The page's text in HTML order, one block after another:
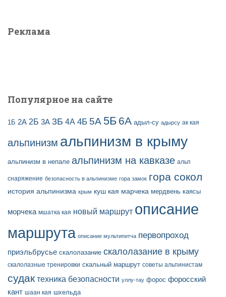
п
:Реклама
Популярное на сайте
1Б 2А 2Б 3А 3Б 4А 4Б 5А 5Б 6А адыл-су адырсу ак кая
альпинизм альпинизм в крыму
альпинизм в непале альпинизм на кавказе альп
снаряжение безопасность в альпинизме гора замок гора сокол
история альпинизма крым куш кая марчека мердвень каясы
морчека мшатка кая новый маршрут описание
маршрута описание мультипитча первопроход
приэльбрусье скалолазание скалолазание в крыму
скалолазные тренировки скальный маршрут советы альпинистам
судак техника безопасности уллу-тау форос форосский
кант шаан кая шхельда